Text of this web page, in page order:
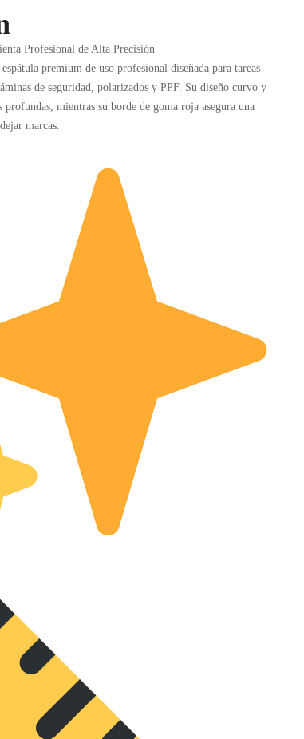
Profesional de Alta Precisión
premium de uso profesional diseñada para tareas
de seguridad, polarizados y PPF. Su diseño curvo y
mientras su borde de goma roja asegura una
marcas.